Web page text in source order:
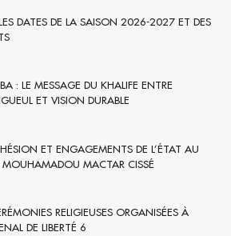
DATES DE LA SAISON 2026-2027 ET DES
: LE MESSAGE DU KHALIFE ENTRE
ET VISION DURABLE
ET ENGAGEMENTS DE L’ÉTAT AU
MACTAR CISSÉ
RELIGIEUSES ORGANISÉES À
DE LIBERTÉ 6